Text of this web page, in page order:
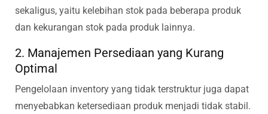
sekaligus, yaitu kelebihan stok pada beberapa produk
dan kekurangan stok pada produk lainnya.
2. Manajemen Persediaan yang Kurang
Optimal
Pengelolaan inventory yang tidak terstruktur juga dapat
menyebabkan ketersediaan produk menjadi tidak stabil.